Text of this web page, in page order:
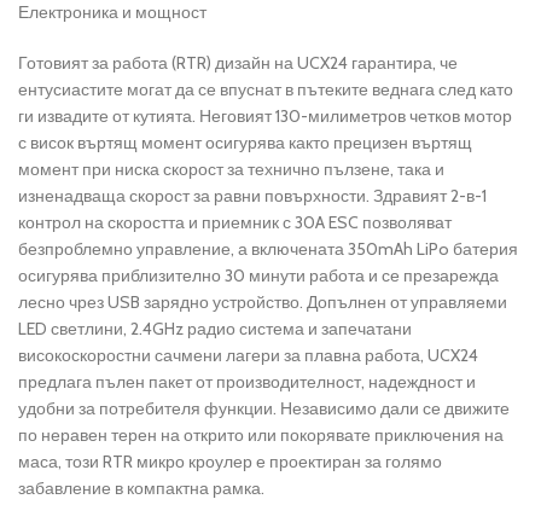
Електроника и мощност
Готовият за работа (RTR) дизайн на UCX24 гарантира, че
ентусиастите могат да се впуснат в пътеките веднага след като
ги извадите от кутията. Неговият 130-милиметров четков мотор
с висок въртящ момент осигурява както прецизен въртящ
момент при ниска скорост за технично пълзене, така и
изненадваща скорост за равни повърхности. Здравият 2-в-1
контрол на скоростта и приемник с 30A ESC позволяват
безпроблемно управление, а включената 350mAh LiPo батерия
осигурява приблизително 30 минути работа и се презарежда
лесно чрез USB зарядно устройство. Допълнен от управляеми
LED светлини, 2.4GHz радио система и запечатани
високоскоростни сачмени лагери за плавна работа, UCX24
предлага пълен пакет от производителност, надеждност и
удобни за потребителя функции. Независимо дали се движите
по неравен терен на открито или покорявате приключения на
маса, този RTR микро кроулер е проектиран за голямо
забавление в компактна рамка.